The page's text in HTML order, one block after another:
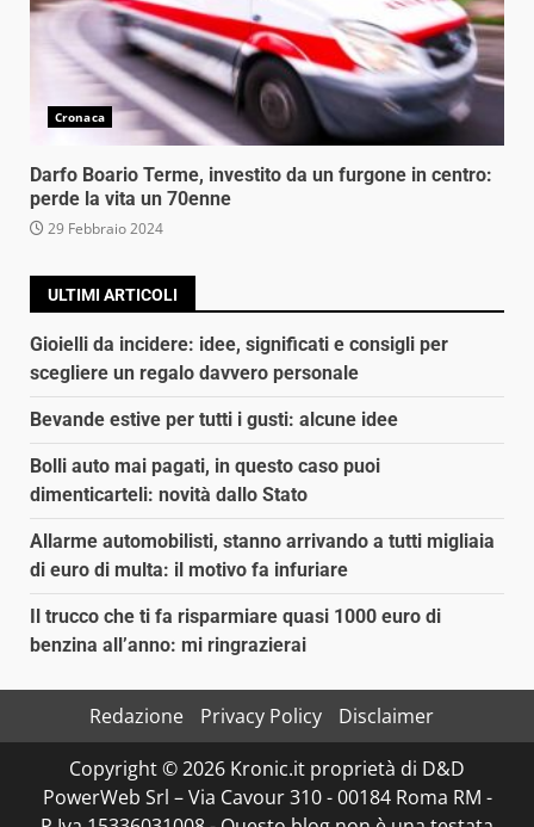
Cronaca
Darfo Boario Terme, investito da un furgone in centro:
perde la vita un 70enne
29 Febbraio 2024
ULTIMI ARTICOLI
Gioielli da incidere: idee, significati e consigli per
scegliere un regalo davvero personale
Bevande estive per tutti i gusti: alcune idee
Bolli auto mai pagati, in questo caso puoi
dimenticarteli: novità dallo Stato
Allarme automobilisti, stanno arrivando a tutti migliaia
di euro di multa: il motivo fa infuriare
Il trucco che ti fa risparmiare quasi 1000 euro di
benzina all’anno: mi ringrazierai
Redazione Privacy Policy
Disclaimer
Copyright © 2026 Kronic.it proprietà di D&D
PowerWeb Srl – Via Cavour 310 - 00184 Roma RM -